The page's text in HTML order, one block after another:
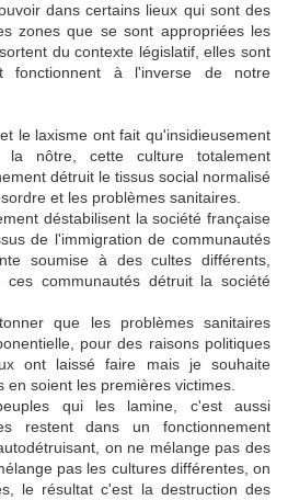
dans certains lieux qui sont des
zones que se sont appropriées les
du contexte législatif, elles sont
fonctionnent à l'inverse de notre
le laxisme ont fait qu'insidieusement
nôtre, cette culture totalement
détruit le tissus social normalisé
et les problèmes sanitaires.
déstabilisent la société française
de l'immigration de communautés
soumise à des cultes différents,
ces communautés détruit la société
que les problèmes sanitaires
pour des raisons politiques
ont laissé faire mais je souhaite
soient les premières victimes.
qui les lamine, c'est aussi
restent dans un fonctionnement
on ne mélange pas des
pas les cultures différentes, on
le résultat c'est la destruction des